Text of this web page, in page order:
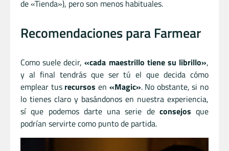
de «Tienda»), pero son menos habituales.
Recomendaciones para Farmear
Como suele decir,«cada maestrillo tiene su librillo»,
y al final tendrás que ser tú el que decida cómo
emplear tus recursos en «Magic». No obstante, si no
lo tienes claro y basándonos en nuestra experiencia,
sí que podemos darte una serie de consejos que
podrían servirte como punto de partida.